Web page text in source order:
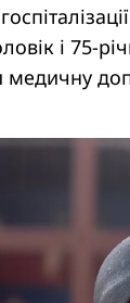
і 75-